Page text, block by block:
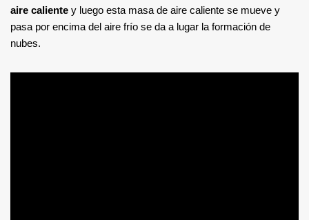
aire caliente y luego esta masa de aire caliente se mueve y
pasa por encima del aire frío se da a lugar la formación de
nubes.